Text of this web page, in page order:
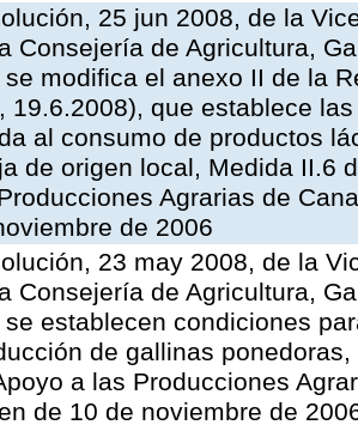
25 jun 2008, de la
Consejería de Agricultura,
se modifica el anexo II de la
19.6.2008), que establece
al consumo de productos
de origen local, Medida II.6
Agrarias de
de 2006
23 may 2008, de la
Consejería de Agricultura,
se establecen condiciones
de gallinas
a las Producciones
de 10 de noviembre de